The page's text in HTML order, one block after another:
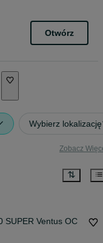
Otwórz
Wybierz lokalizację
Zobacz
SUPER Ventus OC